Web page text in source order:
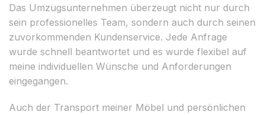
Das Umzugsunternehmen überzeugt nicht nur durch
sein professionelles Team, sondern auch durch seinen
zuvorkommenden Kundenservice. Jede Anfrage
wurde schnell beantwortet und es wurde flexibel auf
meine individuellen Wünsche und Anforderungen
eingegangen.
Auch der Transport meiner Möbel und persönlichen